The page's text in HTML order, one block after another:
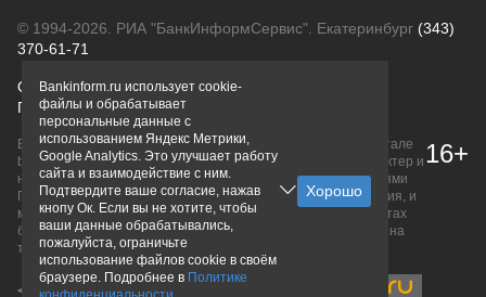
© 1994-2026. РИА "БанкИнформСервис". Екатеринбург (343)
370-61-71
О проектеПолитика конфиденциальности
Правовая информацияДля рекламодателей
Вся информация о продуктах банков, размещенная на портале
bankinform.ru, носит исключительно ознакомительный характер и
не является публичной офертой, определяемой положениями
ГК РФ. Информация не содержит точного и полного описания, и
может быть изменена. Конечные условия уточняйте на сайтах
банков или при личном обращении. Исключительное право на
товарные знаки принадлежит их правообладателям.
16+
Bankinform.ru использует cookie-
файлы и обрабатывает
персональные данные с
использованием Яндекс Метрики,
Google Analytics. Это улучшает работу
сайта и взаимодействие с ним.
Подтвердите ваше согласие, нажав
кнопу Ок. Если вы не хотите, чтобы
ваши данные обрабатывались,
пожалуйста, ограничьте
использование файлов cookie в своём
браузере. Подробнее в Политике